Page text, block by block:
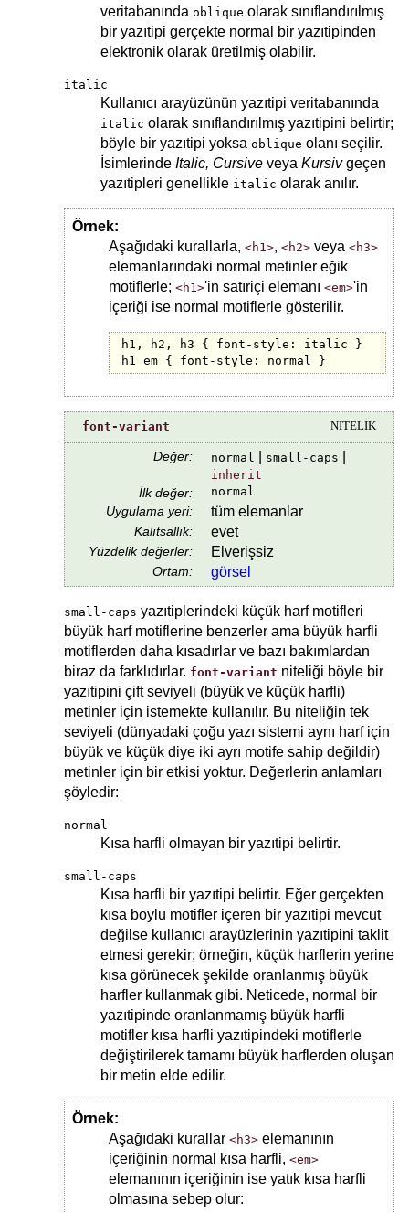
veritabanında oblique olarak sınıflandırılmış
bir yazıtipi gerçekte normal bir yazıtipinden
elektronik olarak üretilmiş olabilir.
italic
Kullanıcı arayüzünün yazıtipi veritabanında
italic olarak sınıflandırılmış yazıtipini belirtir;
böyle bir yazıtipi yoksa oblique olanı seçilir.
İsimlerinde Italic, Cursive veya Kursivgeçen
yazıtipleri genellikle italic olarak anılır.
Örnek:
Aşağıdaki kurallarla, <h1>, <h2> veya <h3>
elemanlarındaki normal metinler eğik
motiflerle; <h1>'in satıriçi elemanı <em>'in
içeriği ise normal motiflerle gösterilir.
h1, h2, h3 { font-style: italic }
h1 em { font-style: normal }
font-variant NİTELİK
Değer: normal small-caps
inherit
İlk değer: normal
Uygulama yeri: tüm elemanlar
Kalıtsallık: evet
Yüzdelik değerler: Elverişsiz
Ortam: görsel
small-caps yazıtiplerindeki küçük harf motifleri
büyük harf motiflerine benzerler ama büyük harfli
motiflerden daha kısadırlar ve bazı bakımlardan
biraz da farklıdırlar. font-variant niteliği böyle bir
yazıtipini çift seviyeli (büyük ve küçük harfli)
metinler için istemekte kullanılır. Bu niteliğin tek
seviyeli (dünyadaki çoğu yazı sistemi aynı harf için
büyük ve küçük diye iki ayrı motife sahip değildir)
metinler için bir etkisi yoktur. Değerlerin anlamları
şöyledir:
normal
Kısa harfli olmayan bir yazıtipi belirtir.
small-caps
Kısa harfli bir yazıtipi belirtir. Eğer gerçekten
kısa boylu motifler içeren bir yazıtipi mevcut
değilse kullanıcı arayüzlerinin yazıtipini taklit
etmesi gerekir; örneğin, küçük harflerin yerine
kısa görünecek şekilde oranlanmış büyük
harfler kullanmak gibi. Neticede, normal bir
yazıtipinde oranlanmamış büyük harfli
motifler kısa harfli yazıtipindeki motiflerle
değiştirilerek tamamı büyük harflerden oluşan
bir metin elde edilir.
Örnek:
Aşağıdaki kurallar <h3> elemanının
içeriğinin normal kısa harfli, <em>
elemanının içeriğinin ise yatık kısa harfli
olmasına sebep olur: